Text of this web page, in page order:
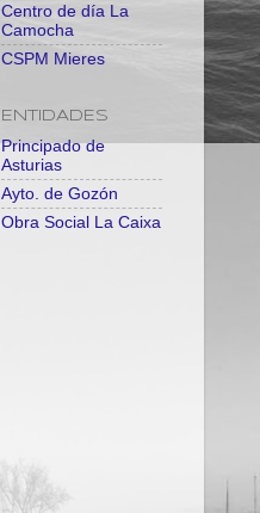
Centro de día La
Camocha
CSPM Mieres
ENTIDADES
Principado de
Asturias
Ayto. de Gozón
Obra Social La Caixa